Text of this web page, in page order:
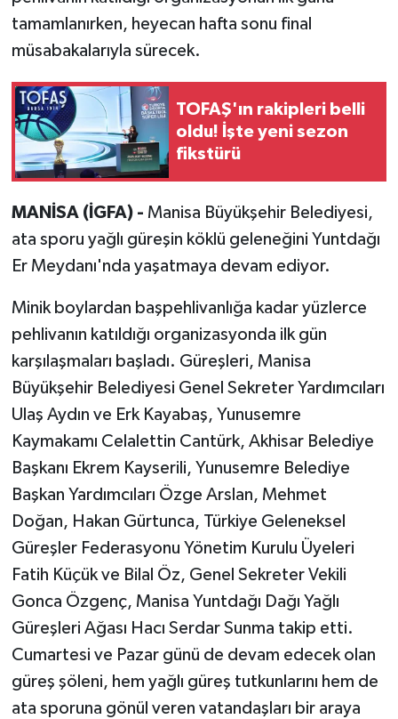
tamamlanırken, heyecan hafta sonu final
müsabakalarıyla sürecek.
TOFAŞ'ın rakipleri belli
oldu! İşte yeni sezon
fikstürü
MANİSA (İGFA) - Manisa Büyükşehir Belediyesi,
ata sporu yağlı güreşin köklü geleneğini Yuntdağı
Er Meydanı'nda yaşatmaya devam ediyor.
Minik boylardan başpehlivanlığa kadar yüzlerce
pehlivanın katıldığı organizasyonda ilk gün
karşılaşmaları başladı. Güreşleri, Manisa
Büyükşehir Belediyesi Genel Sekreter Yardımcıları
Ulaş Aydın ve Erk Kayabaş, Yunusemre
Kaymakamı Celalettin Cantürk, Akhisar Belediye
Başkanı Ekrem Kayserili, Yunusemre Belediye
Başkan Yardımcıları Özge Arslan, Mehmet
Doğan, Hakan Gürtunca, Türkiye Geleneksel
Güreşler Federasyonu Yönetim Kurulu Üyeleri
Fatih Küçük ve Bilal Öz, Genel Sekreter Vekili
Gonca Özgenç, Manisa Yuntdağı Dağı Yağlı
Güreşleri Ağası Hacı Serdar Sunma takip etti.
Cumartesi ve Pazar günü de devam edecek olan
güreş şöleni, hem yağlı güreş tutkunlarını hem de
ata sporuna gönül veren vatandaşları bir araya